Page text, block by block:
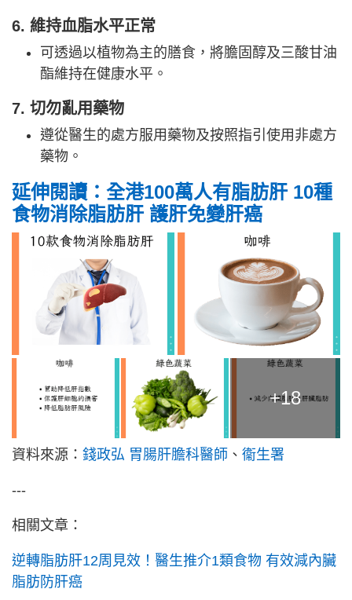
6. 維持血脂水平正常
可透過以植物為主的膳食，將膽固醇及三酸甘油
酯維持在健康水平。
7. 切勿亂用藥物
遵從醫生的處方服用藥物及按照指引使用非處方
藥物。
延伸閱讀：全港100萬人有脂肪肝 10種
食物消除脂肪肝 護肝免變肝癌
+18
資料來源： 錢政弘 胃腸肝膽科醫師 、 衞生署
---
相關文章：
逆轉脂肪肝12周見效！醫生推介1類食物 有效減內臟
脂肪防肝癌